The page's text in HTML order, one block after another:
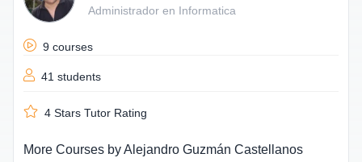
Administrador en Informatica
9 courses
41 students
4 Stars Tutor Rating
More Courses byAlejandro Guzmán Castellanos